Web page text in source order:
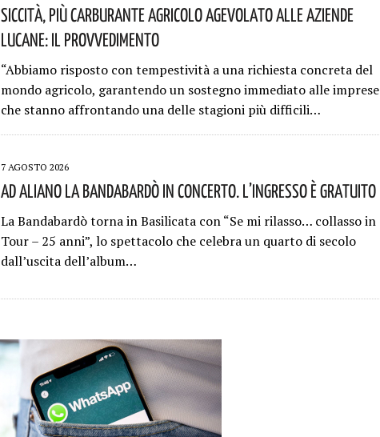
Siccità, Più Carburante Agricolo Agevolato Alle Aziende
Lucane: Il Provvedimento
“Abbiamo risposto con tempestività a una richiesta concreta del
mondo agricolo, garantendo un sostegno immediato alle imprese
che stanno affrontando una delle stagioni più difficili…
7 AGOSTO 2026
Ad Aliano La Bandabardò In Concerto. L’ingresso È Gratuito
La Bandabardò torna in Basilicata con “Se mi rilasso… collasso in
Tour – 25 anni”, lo spettacolo che celebra un quarto di secolo
dall’uscita dell’album…